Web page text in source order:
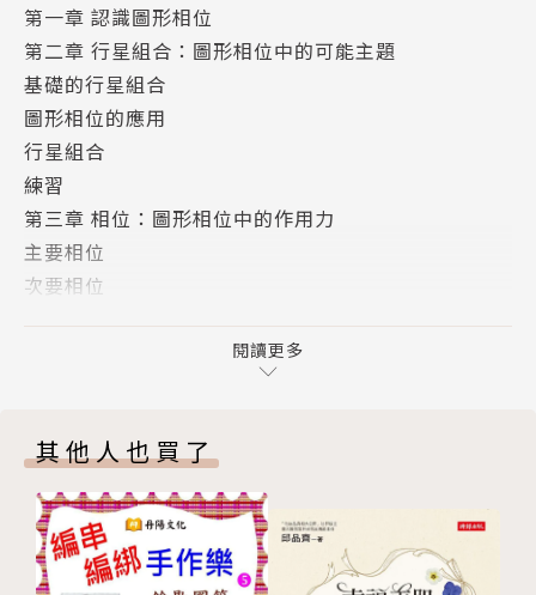
除了考慮「相位」之外，許多人往往忽略了「行星」在
圖形相位中扮演的角色，
更有許多初學者只專注在圖形的圖像之上，而忽略了行
星與相位才是應該專注的內容。
這本書從基礎談起，從行星與行星互動衍生的生命主
題，繼而認識相位所象徵與呈現的力量，
結合傳統的占星觀點與現代人文心理占星的詮釋，讓占
星學習者們能更深入的透過解讀星盤，
魯道夫
專業占星家、塔羅占卜師與作家，AOA國際占星研究院
第一章 認識圖形相位
第二章 行星組合：圖形相位中的可能主題
基礎的行星組合
圖形相位的應用
行星組合
練習
第三章 相位：圖形相位中的作用力
主要相位
次要相位
入相位、出相位、正相位的影響
第四章 圖形相位
T三角
大十字
大三角
閱讀更多
其他人也買了